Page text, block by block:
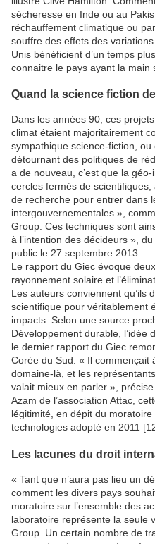
sécheresse en Inde ou au
réchauffement climatique ou
souffre des effets des
Unis bénéficient d’un temps
connaitre le pays ayant la main
Quand la science fiction
Dans les années 90, ces
climat étaient majoritairement
sympathique science-fiction,
détournant des politiques de
a de nouveau, c’est que la
cercles fermés de
de recherche pour entrer dans
intergouvernementales »,
Group. Ces techniques sont
à l’intention des décideurs »,
public le 27 septembre 2013.
Le rapport du Giec évoque
rayonnement solaire et
Les auteurs conviennent qu’ils
scientifique pour véritablement
impacts. Selon une source
Développement durable, l’idée
le dernier rapport du Giec
Corée du Sud. « Il commençait
domaine-là, et les
valait mieux en parler »,
Azam de l’association Attac,
légitimité, en dépit du
technologies adopté en 2011
Les lacunes du droit
« Tant que n’aura pas lieu un
comment les divers pays
moratoire sur l’ensemble des
laboratoire représente la seule
Group. Un certain nombre de